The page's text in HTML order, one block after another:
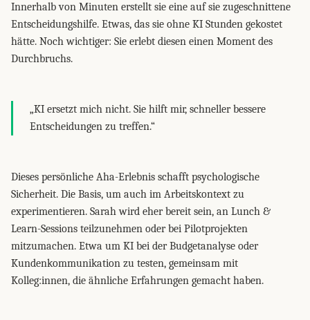
Innerhalb von Minuten erstellt sie eine auf sie zugeschnittene
Entscheidungshilfe. Etwas, das sie ohne KI Stunden gekostet
hätte. Noch wichtiger: Sie erlebt diesen einen Moment des
Durchbruchs.
„KI ersetzt mich nicht. Sie hilft mir, schneller bessere
Entscheidungen zu treffen.“
Dieses persönliche Aha-Erlebnis schafft psychologische
Sicherheit. Die Basis, um auch im Arbeitskontext zu
experimentieren. Sarah wird eher bereit sein, an Lunch &
Learn-Sessions teilzunehmen oder bei Pilotprojekten
mitzumachen. Etwa um KI bei der Budgetanalyse oder
Kundenkommunikation zu testen, gemeinsam mit
Kolleg:innen, die ähnliche Erfahrungen gemacht haben.